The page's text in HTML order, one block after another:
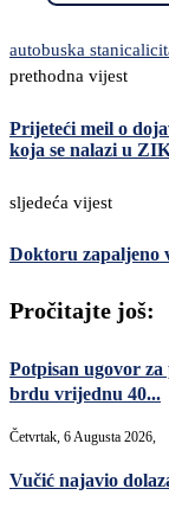
autobuska stanica
prethodna vijest
Prijeteći meil o
koja se nalazi u
sljedeća vijest
Doktoru zapaljeno
Pročitajte još:
Potpisan ugovor
brdu vrijednu 40...
Četvrtak, 6 Augusta 2026,
Vučić najavio